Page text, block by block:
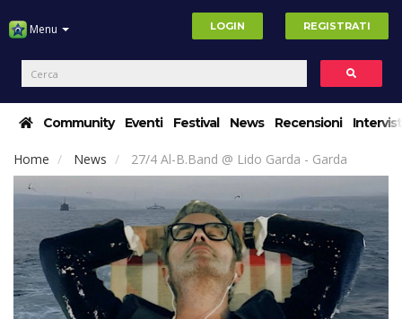
Menu LOGIN REGISTRATI
Community Eventi Festival News Recensioni
Home News 27/4 Al-B.Band @ Lido Garda - Garda